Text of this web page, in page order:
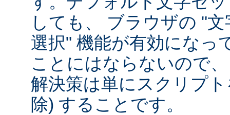
しても、 ブラウザの "
選択" 機能が有効になっ
ことにはならないので
解決策は単にスクリプ
除) することです。